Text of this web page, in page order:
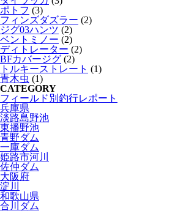
ポトフ (3)
フィンズダズラー (2)
ジグ03ハンツ (2)
ベントミノー (2)
ディトレーター (2)
BFカバージグ (2)
トルキーストレート (1)
青木虫 (1)
CATEGORY
フィールド別釣行レポート
兵庫県
淡路島野池
東播野池
青野ダム
一庫ダム
姫路市河川
佐仲ダム
大阪府
淀川
和歌山県
合川ダム